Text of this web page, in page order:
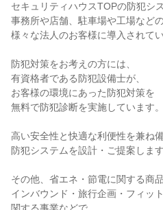
セキュリティハウスTOPの防犯シ
事務所や店舗、駐車場や工場など
様々な法人のお客様に導入されてい
防犯対策をお考えの方には、
有資格者である防犯設備士が、
お客様の環境にあった防犯対策を
無料で防犯診断を実施しています。
高い安全性と快適な利便性を兼ね
防犯システムを設計・ご提案します
その他、省エネ・節電に関する商
インバウンド・旅行企画・フィッ